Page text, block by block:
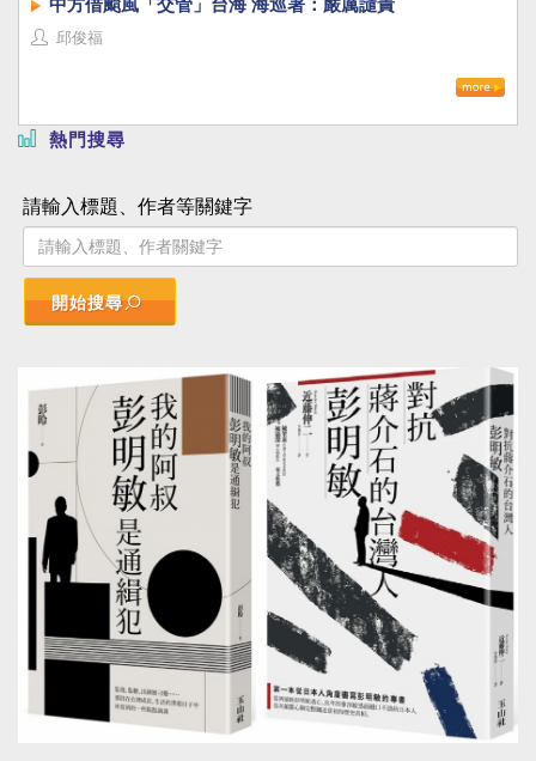
中方借颱風「交管」台海 海巡署：嚴厲譴責
邱俊福
熱門搜尋
請輸入標題、作者等關鍵字
開始搜尋